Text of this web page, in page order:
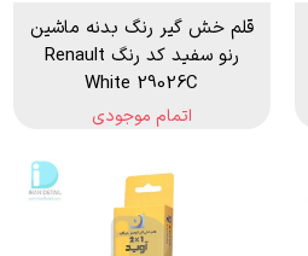
قلم خش گیر رنگ بدنه ماشین
رنو سفید کد رنگ Renault
White 29026C
اتمام موجودی